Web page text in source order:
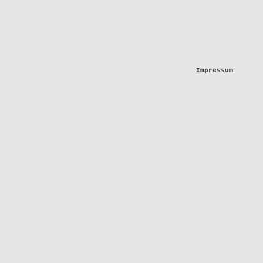
Impressum